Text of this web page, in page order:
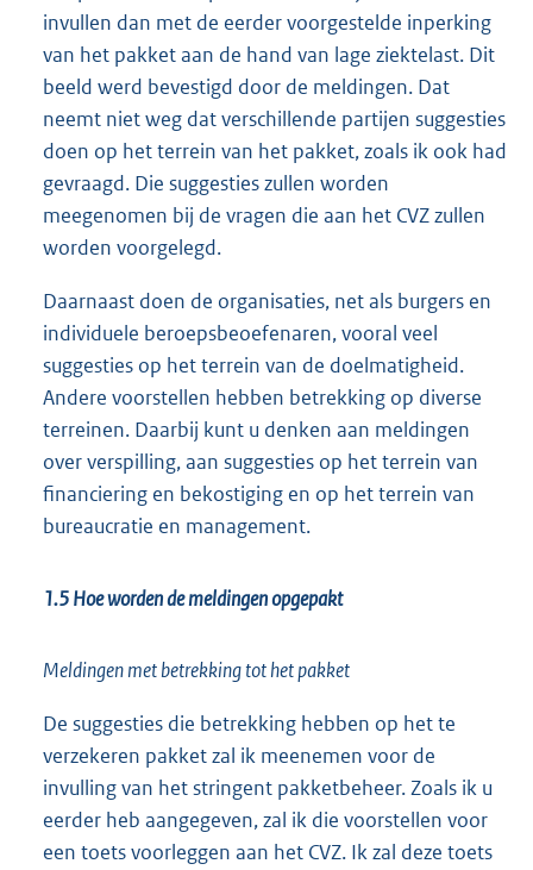
invullen dan met de eerder voorgestelde inperking
van het pakket aan de hand van lage ziektelast. Dit
beeld werd bevestigd door de meldingen. Dat
neemt niet weg dat verschillende partijen suggesties
doen op het terrein van het pakket, zoals ik ook had
gevraagd. Die suggesties zullen worden
meegenomen bij de vragen die aan het CVZ zullen
worden voorgelegd.
Daarnaast doen de organisaties, net als burgers en
individuele beroepsbeoefenaren, vooral veel
suggesties op het terrein van de doelmatigheid.
Andere voorstellen hebben betrekking op diverse
terreinen. Daarbij kunt u denken aan meldingen
over verspilling, aan suggesties op het terrein van
financiering en bekostiging en op het terrein van
bureaucratie en management.
1.5 Hoe worden de meldingen opgepakt
Meldingen met betrekking tot het pakket
De suggesties die betrekking hebben op het te
verzekeren pakket zal ik meenemen voor de
invulling van het stringent pakketbeheer. Zoals ik u
eerder heb aangegeven, zal ik die voorstellen voor
een toets voorleggen aan het CVZ. Ik zal deze toets